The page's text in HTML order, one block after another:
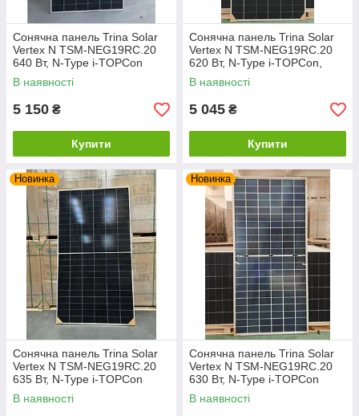
Сонячна панель Trina Solar
Vertex N TSM-NEG19RC.20
640 Вт, N-Type i-TOPCon
Ultra, Bifacial, подвійне скло
В наявності
5 150 ₴
Купити
Сонячна панель Trina Solar
Vertex N TSM-NEG19RC.20
620 Вт, N-Type i-TOPCon,
Bifacial, подвійне скло
В наявності
5 045 ₴
Купити
Новинка
Сонячна панель Trina Solar
Vertex N TSM-NEG19RC.20
635 Вт, N-Type i-TOPCon
Ultra, Bifacial, подвійне скло
В наявності
Новинка
Сонячна панель Trina Solar
Vertex N TSM-NEG19RC.20
630 Вт, N-Type i-TOPCon
Ultra, Bifacial, подвійне скло
В наявності